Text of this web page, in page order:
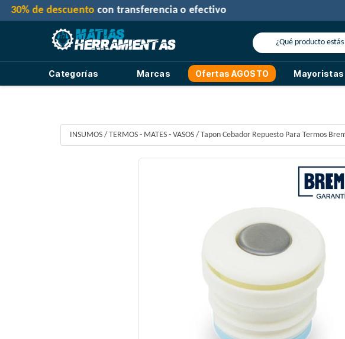
Categorías Marcas Ofertas AGOSTO Mayoristas
INSUMOS / TERMOS - MATES - VASOS / Tapon Cebador Repuesto Para Termos